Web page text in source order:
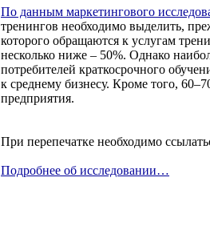
По данным маркетингового
тренингов необходимо выделить,
которого обращаются к услугам
несколько ниже – 50%. Однако
потребителей краткосрочного
к среднему бизнесу. Кроме того,
предприятия.
При перепечатке необходимо
Подробнее об исследовании…